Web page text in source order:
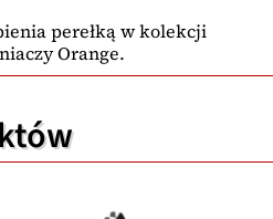
perełką w kolekcji
Orange.